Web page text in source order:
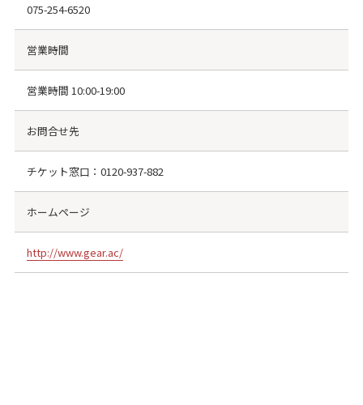
075-254-6520
営業時間
営業時間 10:00-19:00
お問合せ先
チケット窓口：0120-937-882
ホームページ
http://www.gear.ac/